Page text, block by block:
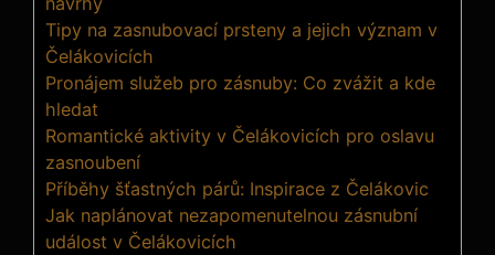
Tipy na zasnubovací prsteny a jejich význam v
Čelákovicích
Pronájem služeb pro zásnuby: Co zvážit a kde
hledat
Romantické aktivity v Čelákovicích pro oslavu
zasnoubení
Příběhy šťastných párů: Inspirace z Čelákovic
Jak naplánovat nezapomenutelnou zásnubní
událost v Čelákovicích